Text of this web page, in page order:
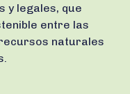
y legales, que
entre las
naturales